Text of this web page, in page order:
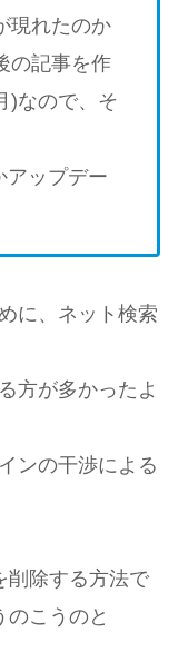
現れたのか
の記事を作
)なので、そ
アップデー
に、ネット検索
方が多かったよ
ンの干渉による
削除する方法で
こうのと